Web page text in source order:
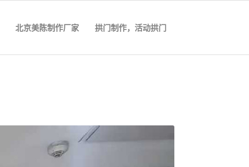
北京美陈制作厂家 拱门制作，活动拱门